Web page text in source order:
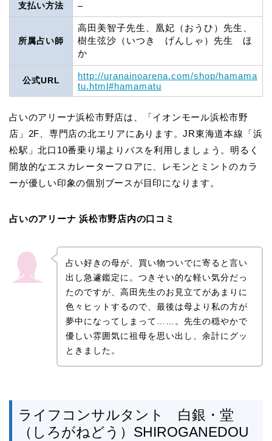
支払い方法 –
所属占い師
高田美智子先生、凰妃（おうひ）先生、
樹生弦沙（いつき げんしゃ）先生 ほ
か
公式URL
http://uranainoarena.com/shop/hamama
tu.html#hamamatu
占いのアリーナ浜松市野店は、「イオンモール浜松市野
店」2F、専門店の北エリアにあります。JR東海道本線「浜
松駅」北口10番乗り場よりバスを利用しましょう。明るく
開放的なエスカレーターフロアに、レモンとミントのカラ
ーが優しい印象の個別ブースが目印になります。
占いのアリーナ 浜松市野店内の口コミ
占い好きの母が、買い物ついでに寄ると言い
出し急遽鑑定に。つきそい的な軽い気分だっ
たのですが、高田先生のお見立てがあまりに
色々ヒットするので、最後は母より私の方が
夢中になってしまって……。先生の穏やかで
優しい雰囲気に祖母を思い出し、余計にグッ
ときました。
ライフコンサルタント 白銀・堂
（しろがねどう）SHIROGANEDOU